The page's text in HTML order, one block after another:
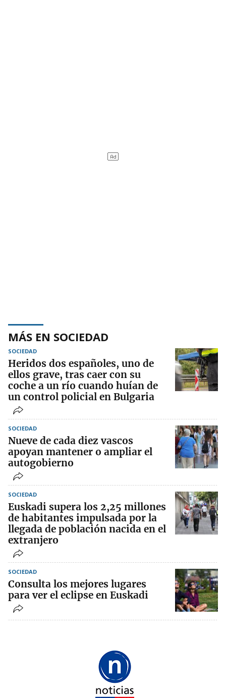
MÁS EN SOCIEDAD
SOCIEDAD
Heridos dos españoles, uno de
ellos grave, tras caer con su
coche a un río cuando huían de
un control policial en Bulgaria
SOCIEDAD
Nueve de cada diez vascos
apoyan mantener o ampliar el
autogobierno
SOCIEDAD
Euskadi supera los 2,25 millones
de habitantes impulsada por la
llegada de población nacida en el
extranjero
SOCIEDAD
Consulta los mejores lugares
para ver el eclipse en Euskadi